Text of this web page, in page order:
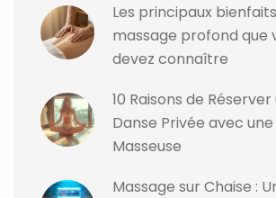
Les principaux
massage profond que
devez connaître
10 Raisons de Réserver
Danse Privée avec une
Masseuse
Massage sur Chaise :